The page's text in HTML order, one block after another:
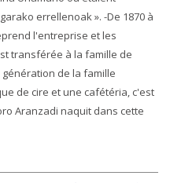
errellenoak ». -De 1870 à
l'entreprise et les
transférée à la famille de
génération de la famille
de cire et une cafétéria, c'est
Aranzadi naquit dans cette